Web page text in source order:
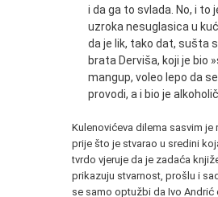
i da ga to svlada. No, i to
uzroka nesuglasica u
da je lik, tako dat, sušta
brata Derviša, koji je bio
mangup, voleo lepo da
provodi, a i bio je
Kulenovićeva dilema sasvim je
prije što je stvarao u sredini
tvrdo vjeruje da je zadaća
prikazuju stvarnost, prošlu i
se samo optužbi da Ivo Andrić